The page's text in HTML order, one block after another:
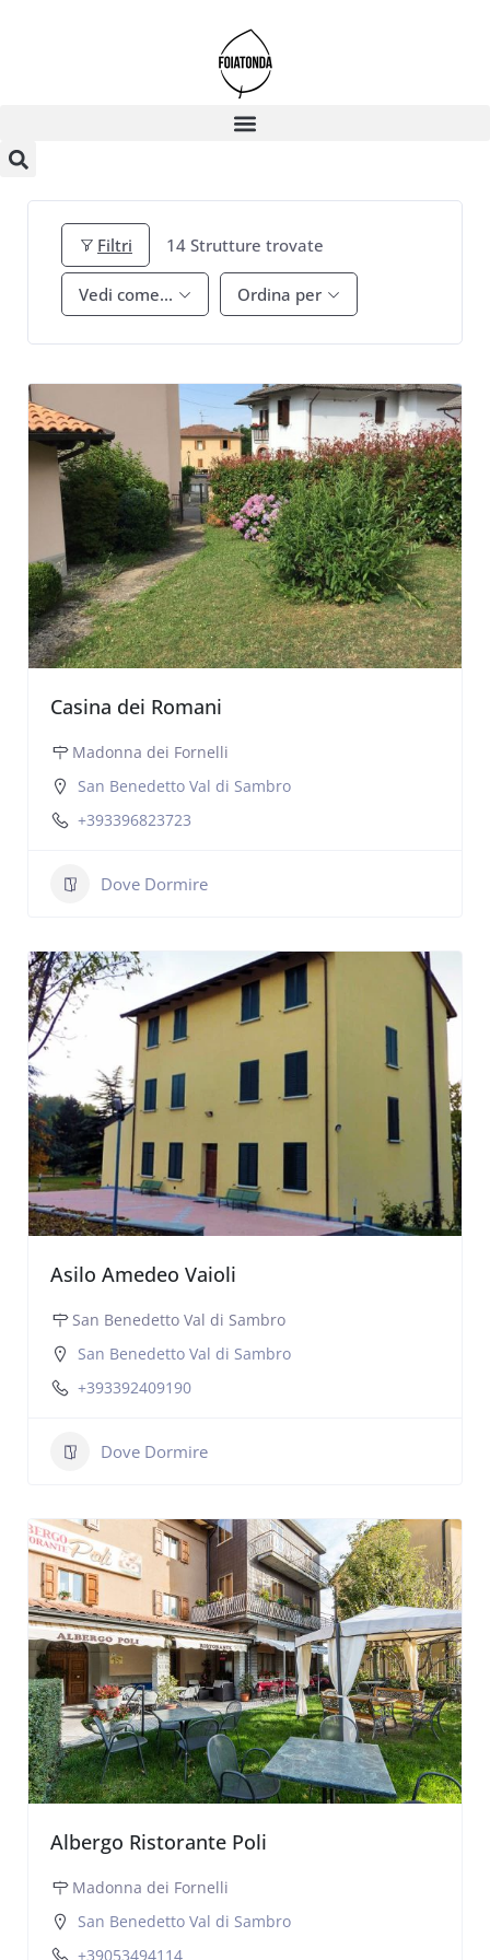
Filtri 14 Strutture trovate
Vedi come... Ordina per
Casina dei Romani
Madonna dei Fornelli
San Benedetto Val di Sambro
+393396823723
Dove Dormire
Asilo Amedeo Vaioli
San Benedetto Val di Sambro
San Benedetto Val di Sambro
+393392409190
Dove Dormire
Albergo Ristorante Poli
Madonna dei Fornelli
San Benedetto Val di Sambro
+39053494114